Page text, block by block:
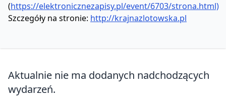
(https://elektronicznezapisy.pl/event/6703/strona.html)
Szczegóły na stronie: http://krajnazlotowska.pl
Aktualnie nie ma dodanych nadchodzących
wydarzeń.